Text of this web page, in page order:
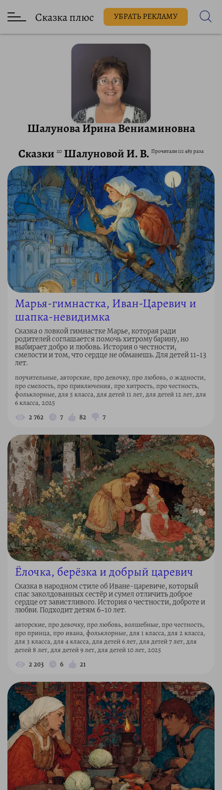
Сказка плюс УБРАТЬ РЕКЛАМУ
Шалунова Ирина Вениаминовна
Сказки 20 Шалуновой И. В. Прочитали 111 483 раза
Марья-гимнастка, Иван-Царевич и
шапка-невидимка
Сказка о ловкой гимнастке Марье, которая ради
родителей соглашается помочь хитрому барину, но
выбирает добро и любовь. История о честности,
смелости и том, что сердце не обманешь. Для детей 11–13
лет.
поучительные, авторские, про девочку, про любовь, о жадности,
про смелость, про приключения, про хитрость, про честность,
фольклорные, для 5 класса, для детей 11 лет, для детей 12 лет, для
6 класса, 2025
2 762 7 82 7
Ёлочка, берёзка и добрый царевич
Сказка в народном стиле об Иване-царевиче, который
спас заколдованных сестёр и сумел отличить доброе
сердце от завистливого. История о честности, доброте и
любви. Подходит детям 6–10 лет.
авторские, про девочку, про любовь, волшебные, про честность,
про принца, про ивана, фольклорные, для 1 класса, для 2 класса,
для 3 класса, для 4 класса, для детей 6 лет, для детей 7 лет, для
детей 8 лет, для детей 9 лет, для детей 10 лет, 2025
2 203 6 21